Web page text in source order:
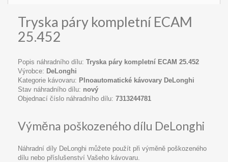
Tryska páry kompletní ECAM
25.452
Popis náhradního dílu: Tryska páry kompletní ECAM 25.452
Výrobce: DeLonghi
Kategorie kávovaru: Plnoautomatické kávovary DeLonghi
Stav náhradního dílu: nový
Objednací číslo náhradního dílu: 7313244781
Výměna poškozeného dílu DeLonghi
Náhradní díly DeLonghi můžete použít při výměně poškozeného
dílu nebo příslušenství Vašeho kávovaru.